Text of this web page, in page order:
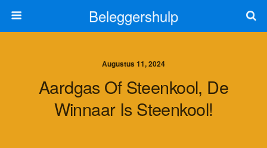
Beleggershulp
Augustus 11, 2024
Aardgas Of Steenkool, De
Winnaar Is Steenkool!